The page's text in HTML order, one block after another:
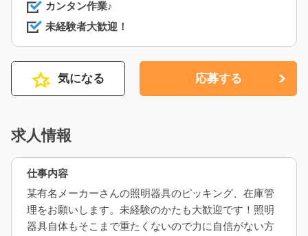
カンタン作業♪
未経験者大歓迎！
気になる 応募する
求人情報
仕事内容
某有名メーカーさんの照明器具のピッキング、在庫管
理をお願いします。未経験のかたも大歓迎です！照明
器具自体もそこまで重たくないので力に自信がない方